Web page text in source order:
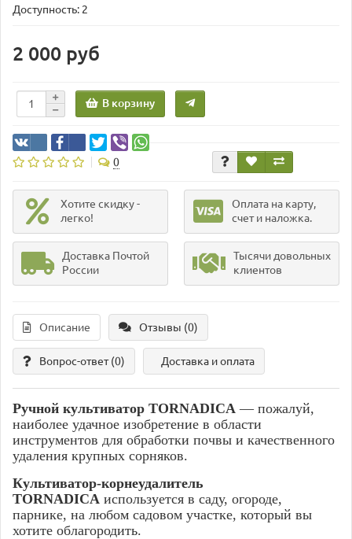
Доступность: 2
2 000 руб
В корзину
0
Хотите скидку -
легко!
Оплата на карту,
счет и наложка.
Доставка Почтой
России
Тысячи довольных
клиентов
Описание Отзывы (0)
Вопрос-ответ(0) Доставка и оплата
Ручной культиватор TORNADICA — пожалуй,
наиболее удачное изобретение в области
инструментов для обработки почвы и качественного
удаления крупных сорняков.
Культиватор-корнеудалитель
TORNADICA используется в саду, огороде,
парнике, на любом садовом участке, который вы
хотите облагородить.